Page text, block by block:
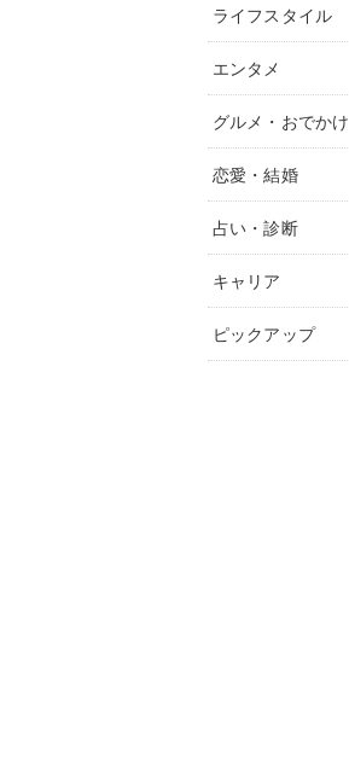
ライフスタイル
エンタメ
グルメ・おでかけ
恋愛・結婚
占い・診断
キャリア
ピックアップ